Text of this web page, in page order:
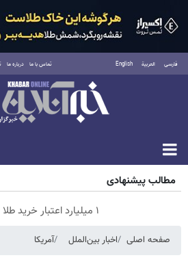
فارسی العربية English تماس با ما درباره ما
پنجشنبه ۱۵ مرداد ۱۴۰۵
مطالب پیشنهادی
۱ میلیارد اعتبار خرید طلا | بدون ضامن و چک
صفحه اصلی اخبار بین‌الملل آمریکا